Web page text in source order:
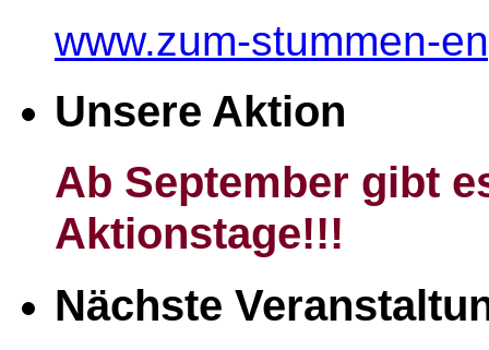
www.zum-stummen-
Unsere Aktion
Ab September gibt
Aktionstage!!!
Nächste